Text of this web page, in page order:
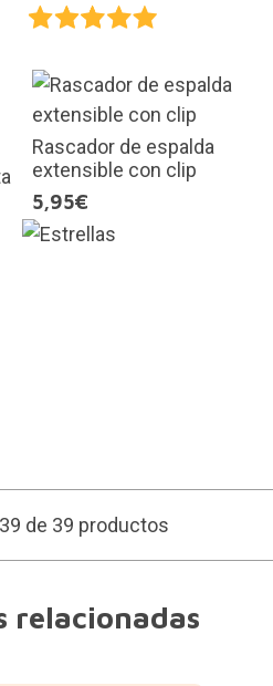
Rascador de espalda
extensible con clip
5,95€
de 39 productos
relacionadas